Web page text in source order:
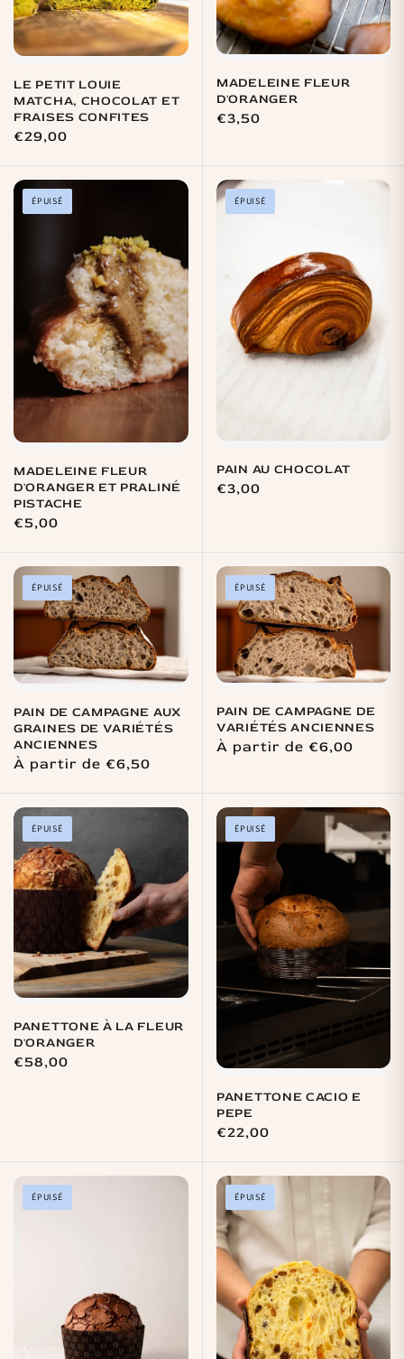
LE PETIT LOUIE
MATCHA, CHOCOLAT ET
FRAISES CONFITES
Prix
€29,00
MADELEINE FLEUR
D'ORANGER
Prix
€3,50
ÉPUISÉ
MADELEINE FLEUR
D'ORANGER ET PRALINÉ
PISTACHE
Prix
€5,00
ÉPUISÉ
PAIN AU CHOCOLAT
Prix
€3,00
ÉPUISÉ
PAIN DE CAMPAGNE AUX
GRAINES DE VARIÉTÉS
ANCIENNES
Prix
À partir de €6,50
ÉPUISÉ
PAIN DE CAMPAGNE DE
VARIÉTÉS ANCIENNES
Prix
À partir de €6,00
ÉPUISÉ
PANETTONE À LA FLEUR
D'ORANGER
Prix
€58,00
ÉPUISÉ
PANETTONE CACIO E
PEPE
Prix
€22,00
ÉPUISÉ ÉPUISÉ